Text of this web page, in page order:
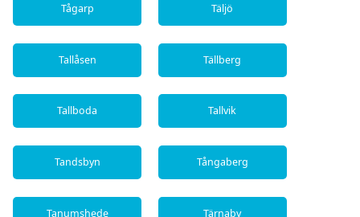
Tågarp Täljö
Tallåsen Tällberg
Tallboda Tallvik
Tandsbyn Tångaberg
Tanumshede Tärnaby